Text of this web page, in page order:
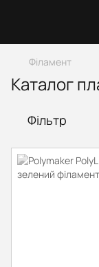
Філамент
Каталог
Фільтр